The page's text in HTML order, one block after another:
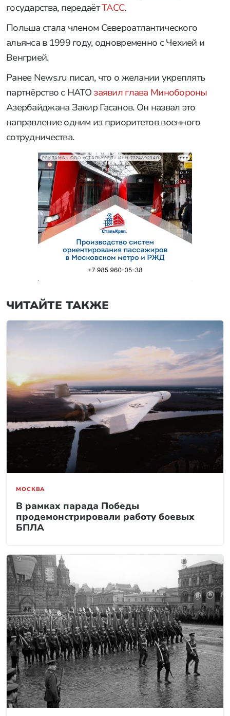
государства, передаётТАСС.
Польша стала членом Североатлантического
альянса в 1999 году, одновременно с Чехией и
Венгрией.
Ранее News.ru писал, что о желании укреплять
партнёрство с НАТО заявил глава Минобороны
Азербайджана Закир Гасанов. Он назвал это
направление одним из приоритетов военного
сотрудничества.
РЕКЛАМА • ООО «СТАЛЬКРЕП» ИНН 7724892340
ЧИТАЙТЕ ТАКЖЕ
МОСКВА
В рамках парада Победы
продемонстрировали работу боевых
БПЛА